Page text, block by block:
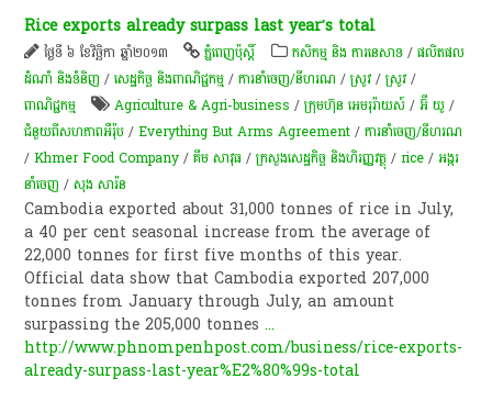
Rice exports already surpass last year’s total
ថ្ងៃទី ៦ ខែវិច្ឆិកា ឆ្នាំ២០១៣ ភ្នំពេញប៉ុស្តិ៍ កសិកម្ម​ និង​ ការ​នេ​សាទ​ /ផលិតផល
ដំណាំ និងទំនិញ /សេដ្ឋកិច្ច និងពាណិជ្ជកម្ម /ការនាំចេញ/នីហរណ /​ស្រូវ​ /​ស្រូវ​ /
ពាណិជ្ជកម្ម
Agriculture & Agri-business /ក្រុមហ៊ុន អេមរុរ៉ាយស៍ /អ៊ី យូ /
ជំនួយពីសហភាពអឺរ៉ុប /Everything But Arms Agreement /ការនាំចេញ/នីហរណ
/Khmer Food Company /គីម សាវុធ/ក្រសួងសេដ្ឋកិច្ច និងហិរញ្ញវត្ថុ /rice /​អង្ករ​
នាំចេញ​​ /សុង សារ៉ន
Cambodia exported about 31,000 tonnes of rice in July,
a 40 per cent seasonal increase from the average of
22,000 tonnes for first five months of this year.
Official data show that Cambodia exported 207,000
tonnes from January through July, an amount
surpassing the 205,000 tonnes...
http://www.phnompenhpost.com/business/rice-exports-
already-surpass-last-year%E2%80%99s-total